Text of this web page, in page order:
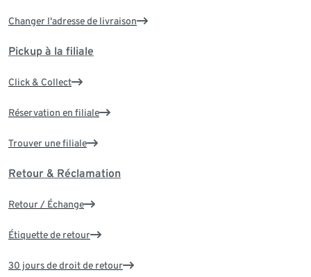
Changer l'adresse de livraison
Pickup à la filiale
Click & Collect
Réservation en filiale
Trouver une filiale
Retour & Réclamation
Retour / Échange
Étiquette de retour
30 jours de droit de retour